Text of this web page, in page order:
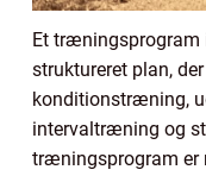
Et træningsprogram
struktureret plan,
konditionstræning,
intervaltræning og
træningsprogram er